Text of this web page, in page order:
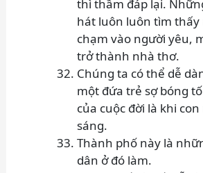
thì thầm đáp lại.
hát luôn luôn tìm thấy
chạm vào người yêu,
trở thành nhà thơ.
Chúng ta có thể dễ
một đứa trẻ sợ bóng
của cuộc đời là khi
sáng.
Thành phố này là
dân ở đó làm.